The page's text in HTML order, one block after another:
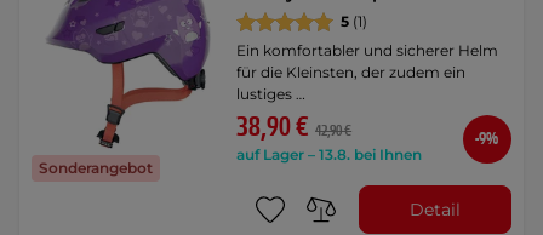
Sonderangebot
5 (1)
Ein komfortabler und sicherer Helm
für die Kleinsten, der zudem ein
lustiges …
38,90 € 42,90 €
auf Lager – 13.8. bei Ihnen
-9%
Detail